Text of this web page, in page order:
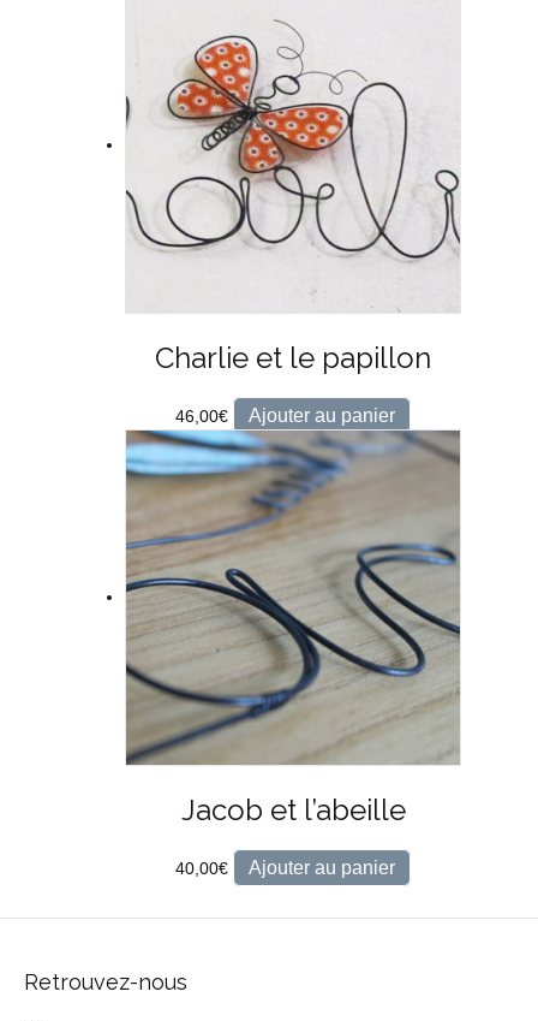
Charlie et le papillon
46,00€ Ajouter au panier
Jacob et l’abeille
40,00€ Ajouter au panier
Retrouvez-nous